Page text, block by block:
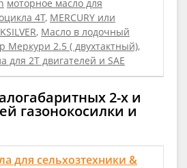
моторное масло для
4Т, MERCURY или
, Масло в лодочный
Меркури 2.5 ( двухтактный),
для 2Т двигателей и SAE
2-х и
газонокосилки и
для сельхозтехники &